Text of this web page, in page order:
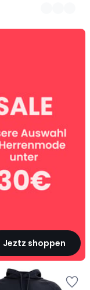
Jeztz shoppen